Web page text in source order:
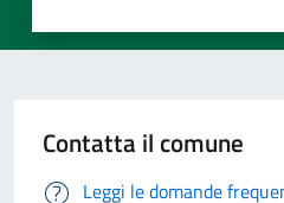
Contatta il comune
Leggi le domande